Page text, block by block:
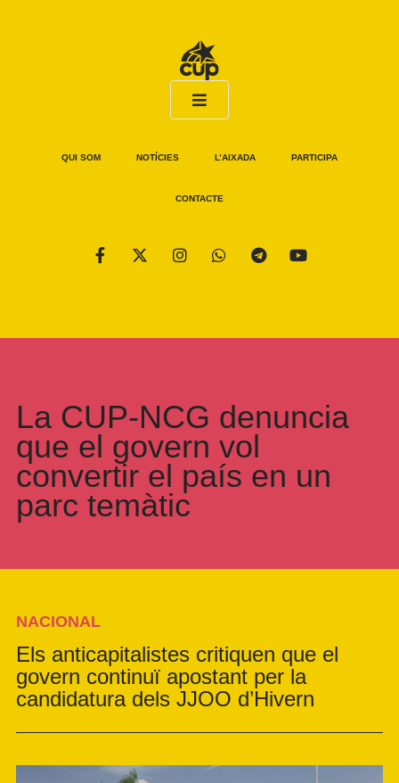
QUI SOM NOTÍCIES L’AIXADA PARTICIPA
CONTACTE
La CUP-NCG denuncia
que el govern vol
convertir el país en un
parc temàtic
NACIONAL
Els anticapitalistes critiquen que el
govern continuï apostant per la
candidatura dels JJOO d’Hivern